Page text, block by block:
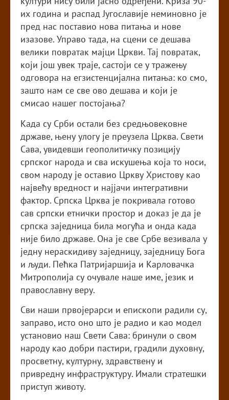
их година и распад Југославије неминовно је
пред нас поставио нова питања и нове
изазове. Управо тада, на сцени се дешава
велики повратак мајци Цркви. Тај повратак,
који још увек траје, састоји се у тражењу
одговора на егзистенцијална питања: ко смо,
зашто нам се све ово дешава и који је
смисао нашег постојања?
Када су Срби остали без средњовековне
државе, њену улогу је преузела Црква. Свети
Сава, увидевши геополитичку позицију
српског народа и сва искушења која то носи,
свом народу је оставио Цркву Христову као
највећу вредност и најјачи интегративни
фактор. Српска Црква је покривала готово
сав српски етнички простор и доказ је да је
српска заједница била могућа и онда када
није било државе. Она је све Србе везивала у
једну нераскидиву заједницу, заједницу Бога
и људи. Пећка Патријаршија и Карловачка
Митрополија су очувале наше име, језик и
православну веру.
Сви наши првојерарси и епископи радили су,
заправо, исто оно што је радио и као модел
установио наш Свети Сава: бринули о свом
народу као добри пастири, градили духовну,
просветну, културну, здравствену и
привредну инфраструктуру. Имали стратешки
приступ животу.